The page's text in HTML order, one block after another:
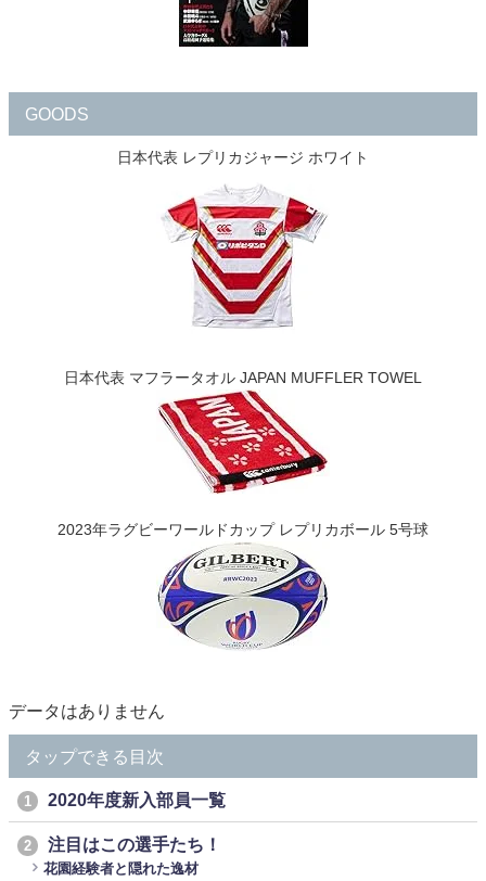
GOODS
日本代表 レプリカジャージ ホワイト
日本代表 マフラータオル JAPAN MUFFLER TOWEL
2023年ラグビーワールドカップ レプリカボール 5号球
データはありません
タップできる目次
1 2020年度新入部員一覧
2 注目はこの選手たち！
花園経験者と隠れた逸材